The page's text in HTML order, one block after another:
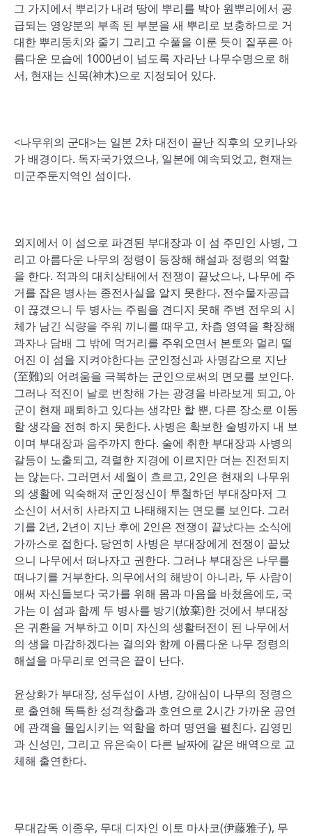
그 가지에서 뿌리가 내려 땅에 뿌리를 박아 원뿌리에서 공
급되는 영양분의 부족 된 부분을 새 뿌리로 보충하므로 거
대한 뿌리둥치와 줄기 그리고 수풀을 이룬 듯이 짙푸른 아
름다운 모습에 1000년이 넘도록 자라난 나무수명으로 해
서, 현재는 신목(神木)으로 지정되어 있다.
<나무위의 군대>는 일본 2차 대전이 끝난 직후의 오키나와
가 배경이다. 독자국가였으나, 일본에 예속되었고, 현재는
미군주둔지역인 섬이다.
외지에서 이 섬으로 파견된 부대장과 이 섬 주민인 사병, 그
리고 아름다운 나무의 정령이 등장해 해설과 정령의 역할
을 한다. 적과의 대치상태에서 전쟁이 끝났으나, 나무에 주
거를 잡은 병사는 종전사실을 알지 못한다. 전수물자공급
이 끊겼으니 두 병사는 주림을 견디지 못해 주변 전우의 시
체가 남긴 식량을 주워 끼니를 때우고, 차츰 영역을 확장해
과자나 담배 그 밖에 먹거리를 주워오면서 본토와 멀리 떨
어진 이 섬을 지켜야한다는 군인정신과 사명감으로 지난
(至難)의 어려움을 극복하는 군인으로써의 면모를 보인다.
그러나 적진이 날로 번창해 가는 광경을 바라보게 되고, 아
군이 현재 패퇴하고 있다는 생각만 할 뿐, 다른 장소로 이동
할 생각을 전혀 하지 못한다. 사병은 확보한 술병까지 내 보
이며 부대장과 음주까지 한다. 술에 취한 부대장과 사병의
갈등이 노출되고, 격렬한 지경에 이르지만 더는 진전되지
는 않는다. 그러면서 세월이 흐르고, 2인은 현재의 나무위
의 생활에 익숙해져 군인정신이 투철하던 부대장마저 그
소신이 서서히 사라지고 나태해지는 면모를 보인다. 그러
기를 2년, 2년이 지난 후에 2인은 전쟁이 끝났다는 소식에
가까스로 접한다. 당연히 사병은 부대장에게 전쟁이 끝났
으니 나무에서 떠나자고 권한다. 그러나 부대장은 나무를
떠나기를 거부한다. 의무에서의 해방이 아니라, 두 사람이
애써 자신들보다 국가를 위해 몸과 마음을 바쳤음에도, 국
가는 이 섬과 함께 두 병사를 방기(放棄)한 것에서 부대장
은 귀환을 거부하고 이미 자신의 생활터전이 된 나무에서
의 생을 마감하겠다는 결의와 함께 아름다운 나무 정령의
해설을 마무리로 연극은 끝이 난다.
윤상화가 부대장, 성두섭이 사병, 강애심이 나무의 정령으
로 출연해 독특한 성격창출과 호연으로 2시간 가까운 공연
에 관객을 몰입시키는 역할을 하며 명연을 펼친다. 김영민
과 신성민, 그리고 유은숙이 다른 날짜에 같은 배역으로 교
체해 출연한다.
무대감독 이종우, 무대 디자인 이토 마사코(伊藤雅子), 무